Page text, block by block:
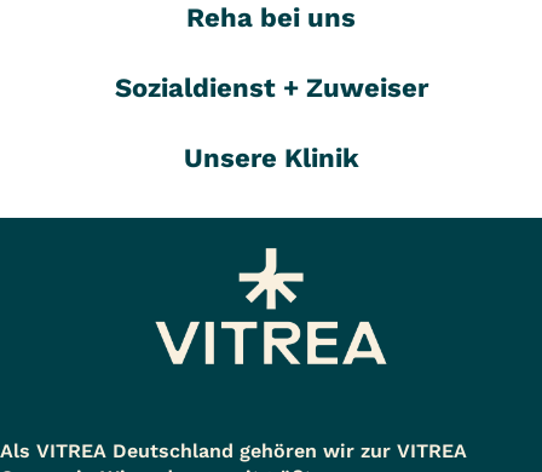
Reha bei uns
Sozialdienst + Zuweiser
Unsere Klinik
Als VITREA Deutschland gehören wir zur VITREA